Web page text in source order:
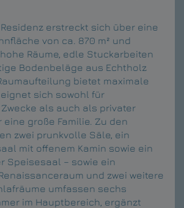
erstreckt sich über eine
von ca. 870 m² und
Räume, edle Stuckarbeiten
Bodenbeläge aus Echtholz
bietet maximale
sich sowohl für
als auch als privater
eine große Familie. Zu den
zwei prunkvolle Säle, ein
mit offenem Kamin sowie ein
Speisesaal – sowie ein
und zwei weitere
umfassen sechs
im Hauptbereich, ergänzt